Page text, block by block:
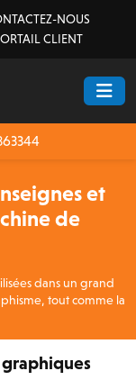
NOUS
CLIENT
et
de
dans un grand
tout comme la